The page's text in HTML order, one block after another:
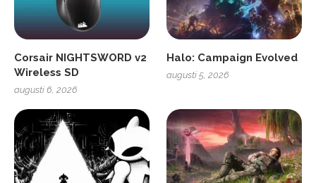
Corsair NIGHTSWORD v2
Wireless SD
augusti 6, 2026
Halo: Campaign Evolved
augusti 5, 2026